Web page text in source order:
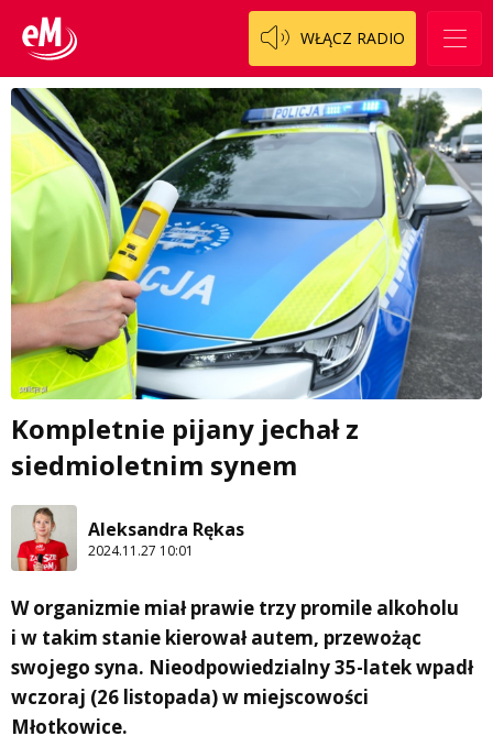
WŁĄCZ RADIO
Kompletnie pijany jechał z
siedmioletnim synem
Aleksandra Rękas
2024.11.27 10:01
W organizmie miał prawie trzy promile alkoholu
i w takim stanie kierował autem, przewożąc
swojego syna. Nieodpowiedzialny 35-latek wpadł
wczoraj (26 listopada) w miejscowości
Młotkowice.